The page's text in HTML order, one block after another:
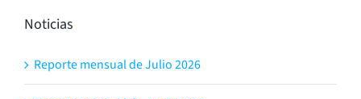
Noticias
Reporte mensual de Julio 2026